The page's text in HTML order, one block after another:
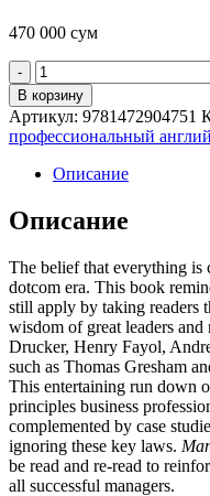
470 000 сум
Quantity
В корзину
Артикул: 9781472904751
профессиональный
Описание
Описание
The belief that everything is
dotcom era. This book
still apply by taking readers
wisdom of great leaders
Drucker, Henry Fayol,
such as Thomas Gresham
This entertaining run down
principles business
complemented by case
ignoring these key laws.
be read and re-read to
all successful managers.